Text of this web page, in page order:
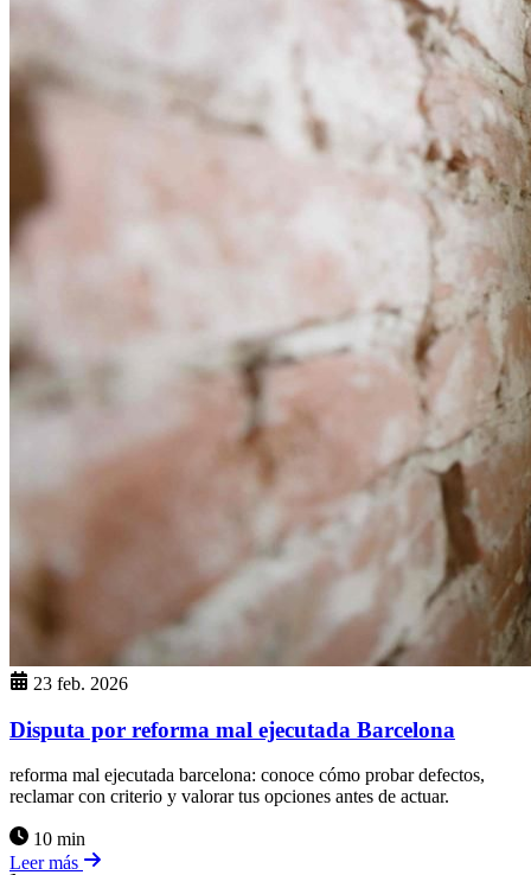
23 feb. 2026
Disputa por reforma mal ejecutada Barcelona
reforma mal ejecutada barcelona: conoce cómo probar defectos,
reclamar con criterio y valorar tus opciones antes de actuar.
10 min
Leer más